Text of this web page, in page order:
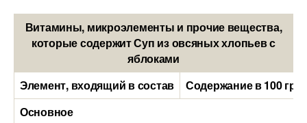
Витамины, микроэлементы и прочие вещества,
которые содержит Суп из овсяных хлопьев с
яблоками
Элемент, входящий в состав
Содержание в 100
Основное